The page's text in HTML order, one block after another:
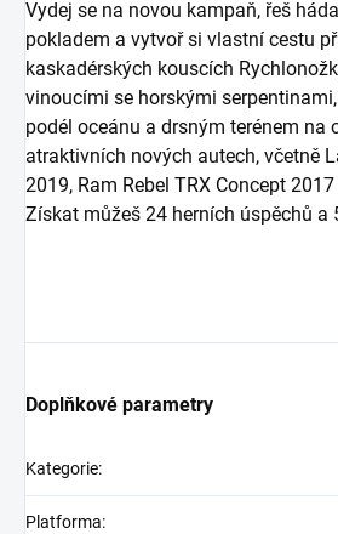
Vydej se na novou kampaň, řeš
pokladem a vytvoř si vlastní cestu
kaskadérských kouscích
vinoucími se horskými
podél oceánu a drsným terénem na
atraktivních nových autech, včetně
2019, Ram Rebel TRX Concept
Získat můžeš 24 herních úspěchů a
Doplňkové parametry
Kategorie:
Platforma: